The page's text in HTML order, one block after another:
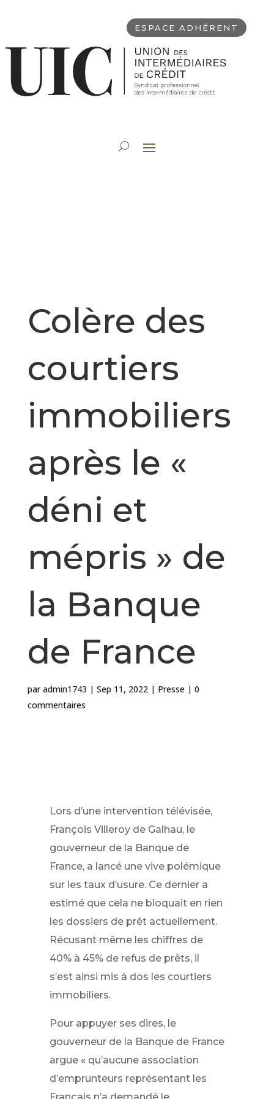
ESPACE ADHÉRENT
Colère des
courtiers
immobiliers
après le «
déni et
mépris » de
la Banque
de France
paradmin1743 | Sep 11, 2022| Presse | 0
commentaires
Lors d’une intervention télévisée,
François Villeroy de Galhau, le
gouverneur de la Banque de
France, a lancé une vive polémique
sur les taux d’usure. Ce dernier a
estimé que cela ne bloquait en rien
les dossiers de prêt actuellement.
Récusant même les chiffres de
40% à 45% de refus de prêts, il
s’est ainsi mis à dos les courtiers
immobiliers.
Pour appuyer ses dires, le
gouverneur de la Banque de France
argue « qu’aucune association
d’emprunteurs représentant les
Français n’a demandé le